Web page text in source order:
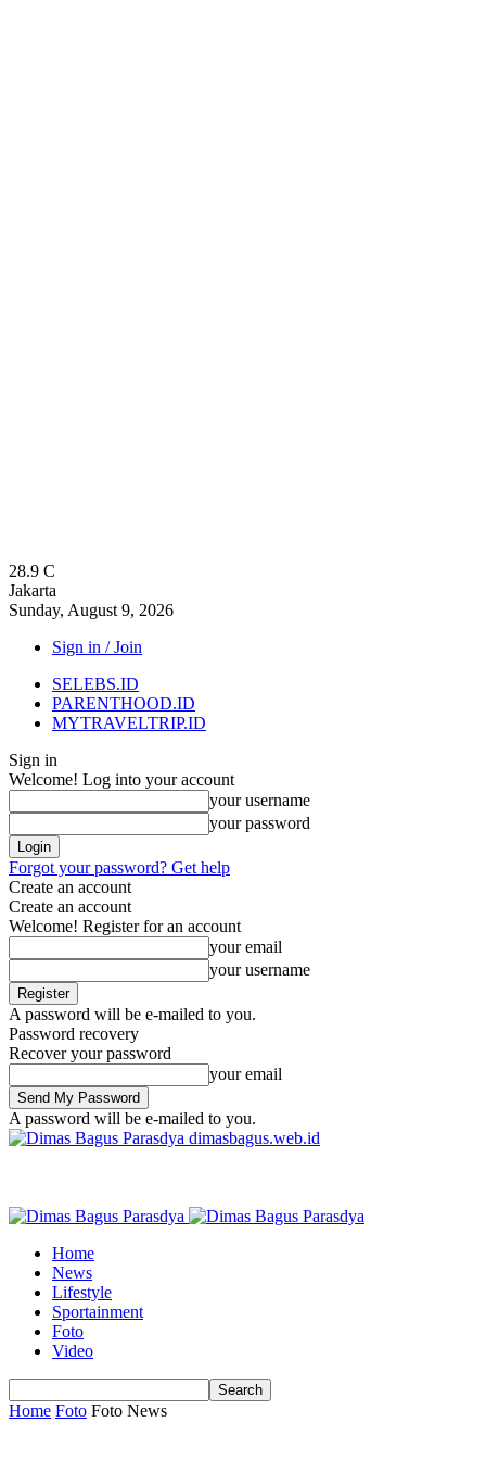
28.9 C
Jakarta
Sunday, August 9, 2026
Sign in / Join
SELEBS.ID
PARENTHOOD.ID
MYTRAVELTRIP.ID
Sign in
Welcome! Log into your account
your username
your password
Forgot your password? Get help
Create an account
Create an account
Welcome! Register for an account
your email
your username
A password will be e-mailed to you.
Password recovery
Recover your password
your email
A password will be e-mailed to you.
dimasbagus.web.id
Home
News
Lifestyle
Sportainment
Foto
Video
Home Foto Foto News